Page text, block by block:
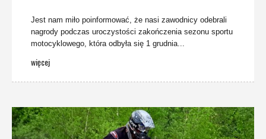
Jest nam miło poinformować, że nasi zawodnicy odebrali
nagrody podczas uroczystości zakończenia sezonu sportu
motocyklowego, która odbyła się 1 grudnia...
więcej